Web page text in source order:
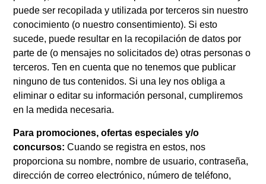
puede ser recopilada y utilizada por terceros sin nuestro
conocimiento (o nuestro consentimiento). Si esto
sucede, puede resultar en la recopilación de datos por
parte de (o mensajes no solicitados de) otras personas o
terceros. Ten en cuenta que no tenemos que publicar
ninguno de tus contenidos. Si una ley nos obliga a
eliminar o editar su información personal, cumpliremos
en la medida necesaria.
Para promociones, ofertas especiales y/o
concursos:Cuando se registra en estos, nos
proporciona su nombre, nombre de usuario, contraseña,
dirección de correo electrónico, número de teléfono,